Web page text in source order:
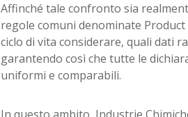
Affinché tale confronto sia
regole comuni denominate Product
ciclo di vita considerare, quali dati
garantendo così che tutte le
uniformi e comparabili.